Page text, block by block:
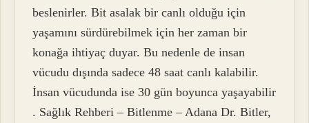
beslenirler. Bit asalak bir canlı olduğu için
yaşamını sürdürebilmek için her zaman bir
konağa ihtiyaç duyar. Bu nedenle de insan
vücudu dışında sadece 48 saat canlı kalabilir.
İnsan vücudunda ise 30 gün boyunca yaşayabilir
. Sağlık Rehberi – Bitlenme – Adana Dr. Bitler,